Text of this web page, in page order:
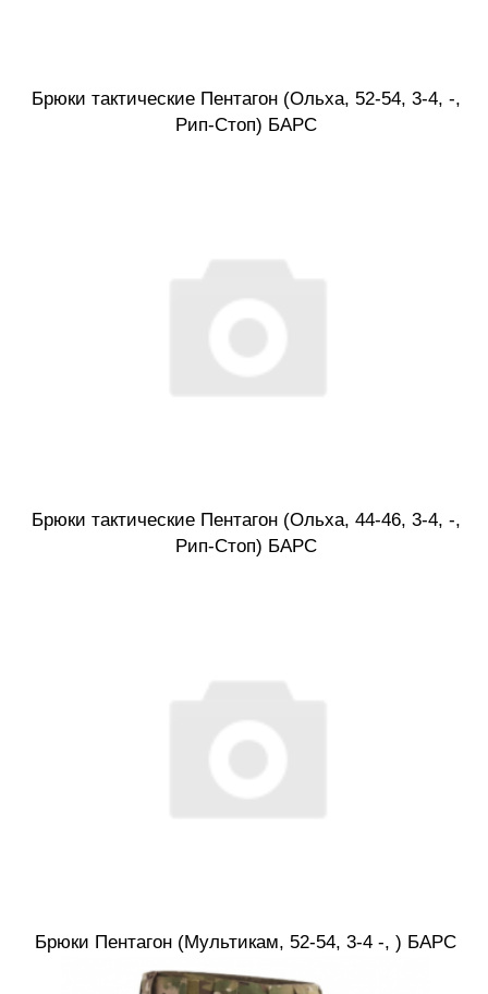
Брюки тактические Пентагон (Ольха, 52-54, 3-4, -,
Рип-Стоп) БАРС
Брюки тактические Пентагон (Ольха, 44-46, 3-4, -,
Рип-Стоп) БАРС
Брюки Пентагон (Мультикам, 52-54, 3-4 -, ) БАРС